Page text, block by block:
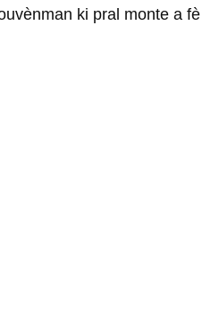
ki pral monte a fè